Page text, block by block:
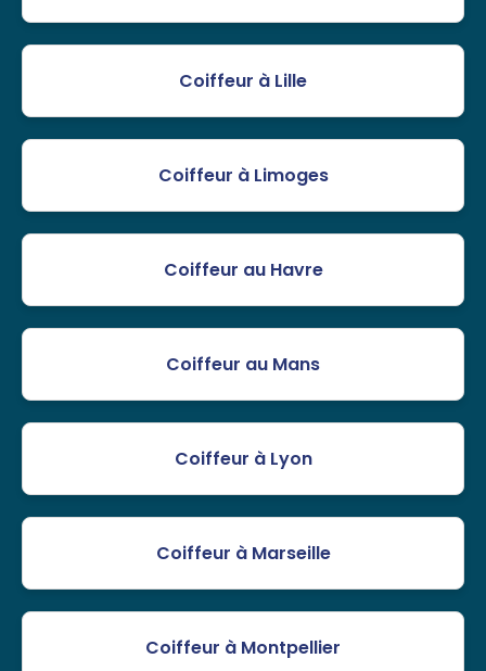
Coiffeur à Lille
Coiffeur à Limoges
Coiffeur au Havre
Coiffeur au Mans
Coiffeur à Lyon
Coiffeur à Marseille
Coiffeur à Montpellier